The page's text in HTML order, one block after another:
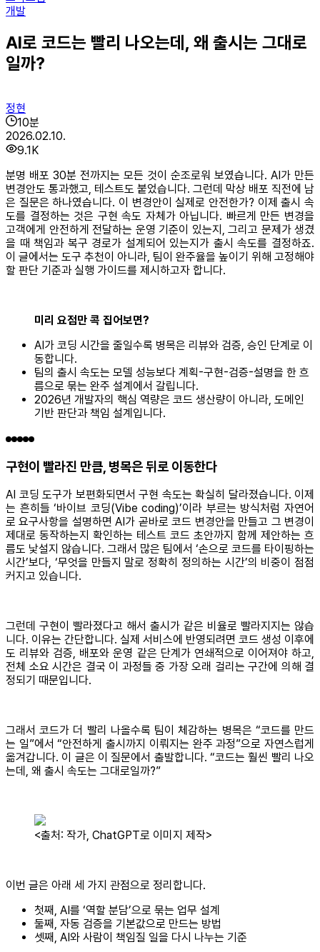
개발
AI로 코드는 빨리 나오는데, 왜 출시는 그대로
일까?
정현
10분
2026.02.10.
9.1K
분명 배포 30분 전까지는 모든 것이 순조로워 보였습니다. AI가 만든
변경안도 통과했고, 테스트도 붙었습니다. 그런데 막상 배포 직전에 남
은 질문은 하나였습니다. 이 변경안이 실제로 안전한가? 이제 출시 속
도를 결정하는 것은 구현 속도 자체가 아닙니다. 빠르게 만든 변경을
고객에게 안전하게 전달하는 운영 기준이 있는지, 그리고 문제가 생겼
을 때 책임과 복구 경로가 설계되어 있는지가 출시 속도를 결정하죠.
이 글에서는 도구 추천이 아니라, 팀이 완주율을 높이기 위해 고정해야
할 판단 기준과 실행 가이드를 제시하고자 합니다.
미리 요점만 콕 집어보면?
AI가 코딩 시간을 줄일수록 병목은 리뷰와 검증, 승인 단계로 이
동합니다.
팀의 출시 속도는 모델 성능보다 계획-구현-검증-설명을 한 흐
름으로 묶는 완주 설계에서 갈립니다.
2026년 개발자의 핵심 역량은 코드 생산량이 아니라, 도메인
기반 판단과 책임 설계입니다.
구현이 빨라진 만큼, 병목은 뒤로 이동한다
AI 코딩 도구가 보편화되면서 구현 속도는 확실히 달라졌습니다. 이제
는 흔히들 ‘바이브 코딩(Vibe coding)’이라 부르는 방식처럼 자연어
로 요구사항을 설명하면 AI가 곧바로 코드 변경안을 만들고 그 변경이
제대로 동작하는지 확인하는 테스트 코드 초안까지 함께 제안하는 흐
름도 낯설지 않습니다. 그래서 많은 팀에서 ‘손으로 코드를 타이핑하는
시간’보다, ‘무엇을 만들지 말로 정확히 정의하는 시간’의 비중이 점점
커지고 있습니다.
그런데 구현이 빨라졌다고 해서 출시가 같은 비율로 빨라지지는 않습
니다. 이유는 간단합니다. 실제 서비스에 반영되려면 코드 생성 이후에
도 리뷰와 검증, 배포와 운영 같은 단계가 연쇄적으로 이어져야 하고,
전체 소요 시간은 결국 이 과정들 중 가장 오래 걸리는 구간에 의해 결
정되기 때문입니다.
그래서 코드가 더 빨리 나올수록 팀이 체감하는 병목은 “코드를 만드
는 일”에서 “안전하게 출시까지 이뤄지는 완주 과정”으로 자연스럽게
옮겨갑니다. 이 글은 이 질문에서 출발합니다. “코드는 훨씬 빨리 나오
는데, 왜 출시 속도는 그대로일까?”
<출처: 작가, ChatGPT로 이미지 제작>
이번 글은 아래 세 가지 관점으로 정리합니다.
첫째, AI를 ‘역할 분담’으로 묶는 업무 설계
둘째, 자동 검증을 기본값으로 만드는 방법
셋째, AI와 사람이 책임질 일을 다시 나누는 기준